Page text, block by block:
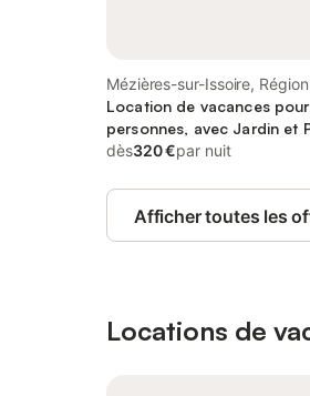
Mézières-sur-Issoire,
Bellac
Location de vacances
personnes, avec Jardin et
dès320 €par nuit
Afficher toutes les
Locations de